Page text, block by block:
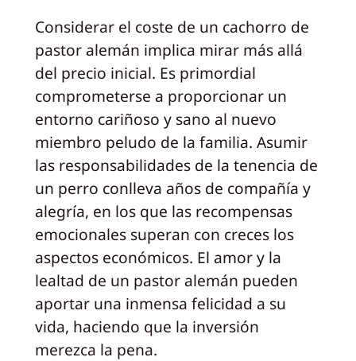
Considerar el coste de un cachorro de
pastor alemán implica mirar más allá
del precio inicial. Es primordial
comprometerse a proporcionar un
entorno cariñoso y sano al nuevo
miembro peludo de la familia. Asumir
las responsabilidades de la tenencia de
un perro conlleva años de compañía y
alegría, en los que las recompensas
emocionales superan con creces los
aspectos económicos. El amor y la
lealtad de un pastor alemán pueden
aportar una inmensa felicidad a su
vida, haciendo que la inversión
merezca la pena.